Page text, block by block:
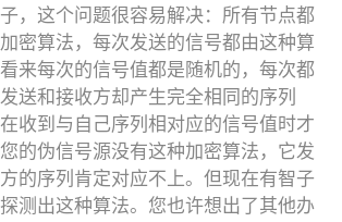
，这个问题很容易解决：所有节点都
密算法，每次发送的信号都由这种算
来每次的信号值都是随机的，每次都
送和接收方却产生完全相同的序列
收到与自己序列相对应的信号值时才
的伪信号源没有这种加密算法，它发
的序列肯定对应不上。但现在有智子
测出这种算法。您也许想出了其他办